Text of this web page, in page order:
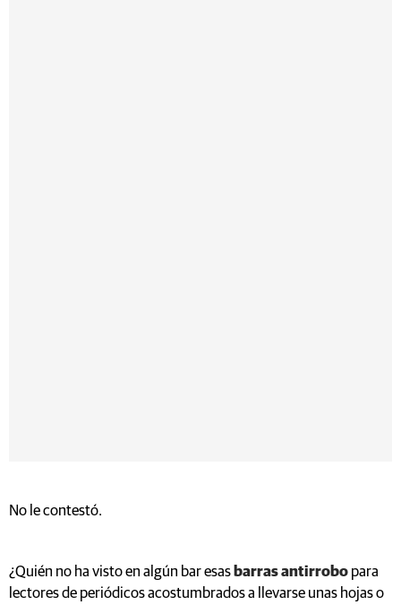
No le contestó.
¿Quién no ha visto en algún bar esasbarras antirrobo para
lectores de periódicos acostumbrados a llevarse unas hojas o